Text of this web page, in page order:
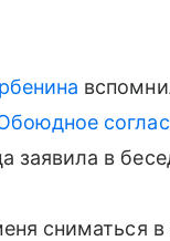
заявила в
сниматься